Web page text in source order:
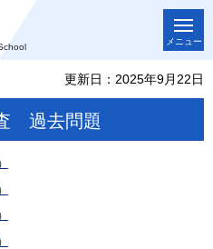
メニュー
更新日：2025年9月22日
過去問題